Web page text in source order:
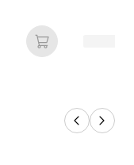
Ajouter au
Produits